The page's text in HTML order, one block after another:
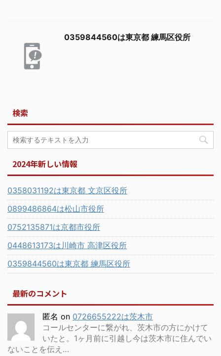
0359844560は東京都 練馬区役所
検索
2024年新しい情報
0358031192は東京都 文京区役所
0899486864は松山市役所
0752135871は京都市役所
0448613173は川崎市 高津区役所
0359844560は東京都 練馬区役所
最新のコメント
匿名 on 0726655222は茨木市
コールセンターに繋がれ、茨木市の方にかけて
いたと。1ヶ月前に引越し今は茨木市に住んでい
ないことを伝え…